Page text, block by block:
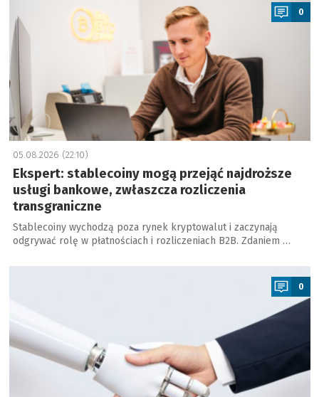
0
05.08.2026 (22:10)
Ekspert: stablecoiny mogą przejąć najdroższe
usługi bankowe, zwłaszcza rozliczenia
transgraniczne
Stablecoiny wychodzą poza rynek kryptowalut i zaczynają
odgrywać rolę w płatnościach i rozliczeniach B2B. Zdaniem …
a
0